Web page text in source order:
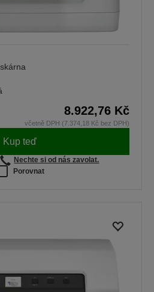
8.922,76 Kč
včetně DPH (7.374,18 Kč bez DPH)
Kup teď
Nechte si od nás zavolat.
Porovnat